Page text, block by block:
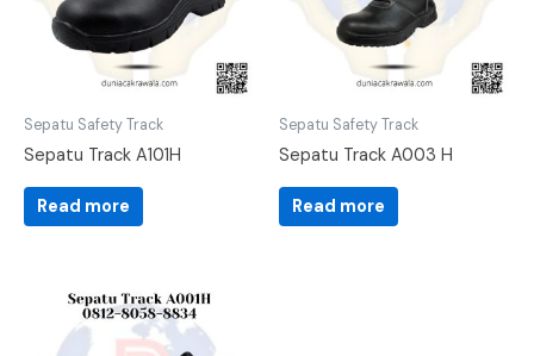
Sepatu Safety Track
Sepatu Track A101H
Read more
Sepatu Safety Track
Sepatu Track A003 H
Read more